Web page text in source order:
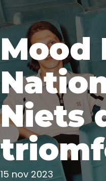
Mood
Niets
15 nov 2023